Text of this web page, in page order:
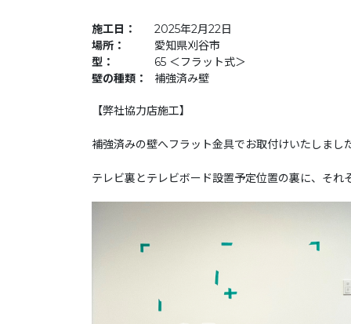
施工日：
2025年2月22日
場所：
愛知県刈谷市
型：
65 ＜フラット式＞
壁の種類：
補強済み壁
【弊社協力店施工】
補強済みの壁へフラット金具でお取付けいたしまし
テレビ裏とテレビボード設置予定位置の裏に、そ